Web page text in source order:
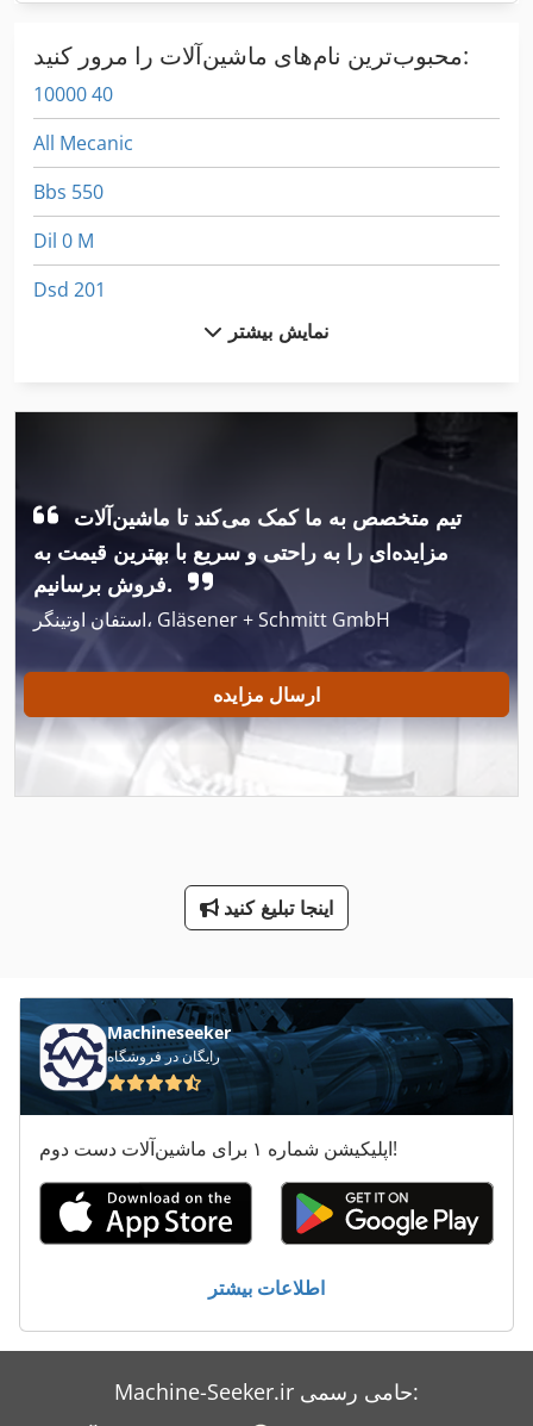
محبوب‌ترین نام‌های ماشین‌آلات را مرور کنید:
10000 40
All Mecanic
Bbs 550
Dil 0 M
Dsd 201
Hsc 20 Linear
International 1460
International 2674
International 433
International 434
International 560
صفحه جعبه
ماشین معاون 200 Mm
ماشین های مرتب کننده
معاون 200 Mm
نصب شده
نمایش بیشتر
تیم متخصص به ما کمک می‌کند تا ماشین‌آلات
مزایده‌ای را به راحتی و سریع با بهترین قیمت به
فروش برسانیم.
استفان اوتینگر، Gläsener + Schmitt GmbH
ارسال مزایده
اینجا تبلیغ کنید
Machineseeker
رایگان در فروشگاه
اپلیکیشن شماره ۱ برای ماشین‌آلات دست دوم!
اطلاعات بیشتر
Machine-Seeker.ir حامی رسمی: